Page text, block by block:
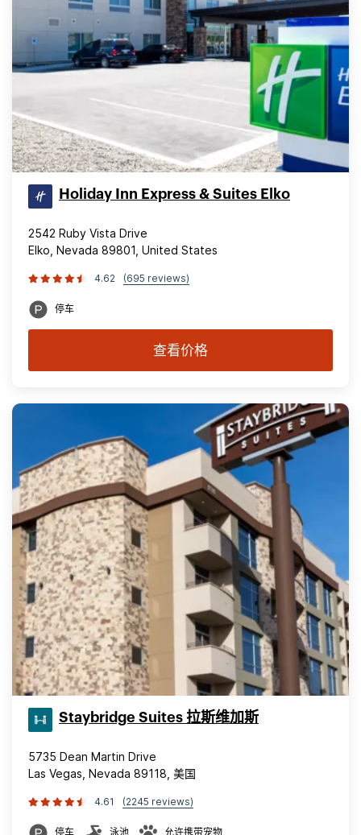
Holiday Inn Express & Suites Elko
2542 Ruby Vista Drive
Elko, Nevada 89801, United States
4.62 (695 reviews)
停车
查看价格
Staybridge Suites 拉斯维加斯
5735 Dean Martin Drive
Las Vegas, Nevada 89118, 美国
4.61 (2245 reviews)
停车 泳池 允许携带宠物